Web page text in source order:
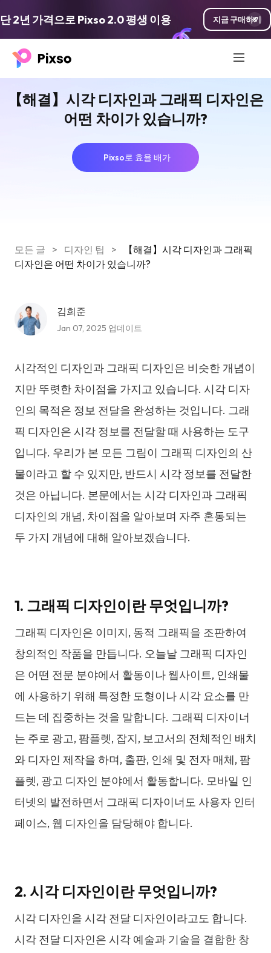
단 2년 가격으로 Pixso 2.0 평생 이용 지금 구매하기
【해결】시각 디자인과 그래픽 디자인은
어떤 차이가 있습니까?
Pixso로 효율 배가
모든 글 > 디자인 팁 >
【해결】시각 디자인과 그래픽
디자인은 어떤 차이가 있습니까?
김희준
Jan 07, 2025 업데이트
시각적인 디자인과 그래픽 디자인은 비슷한 개념이
지만 뚜렷한 차이점을 가지고 있습니다. 시각 디자
인의 목적은 정보 전달을 완성하는 것입니다. 그래
픽 디자인은 시각 정보를 전달할 때 사용하는 도구
입니다. 우리가 본 모든 그림이 그래픽 디자인의 산
물이라고 할 수 있지만, 반드시 시각 정보를 전달한
것은 아닙니다. 본문에서는 시각 디자인과 그래픽
디자인의 개념, 차이점을 알아보며 자주 혼동되는
두 가지 개념에 대해 알아보겠습니다.
1. 그래픽 디자인이란 무엇입니까?
그래픽 디자인은 이미지, 동적 그래픽을 조판하여
창의적인 작품을 만듭니다. 오늘날 그래픽 디자인
은 어떤 전문 분야에서 활동이나 웹사이트, 인쇄물
에 사용하기 위해 특정한 도형이나 시각 요소를 만
드는 데 집중하는 것을 말합니다. 그래픽 디자이너
는 주로 광고, 팜플렛, 잡지, 보고서의 전체적인 배치
와 디자인 제작을 하며, 출판, 인쇄 및 전자 매체, 팜
플렛, 광고 디자인 분야에서 활동합니다. 모바일 인
터넷의 발전하면서 그래픽 디자이너도 사용자 인터
페이스, 웹 디자인을 담당해야 합니다.
2. 시각 디자인이란 무엇입니까?
시각 디자인을 시각 전달 디자인이라고도 합니다.
시각 전달 디자인은 시각 예술과 기술을 결합한 창